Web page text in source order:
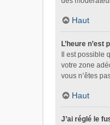
Haut
L’heure n’est
Il est
votre zone
vous n’êtes
Haut
J’ai réglé le